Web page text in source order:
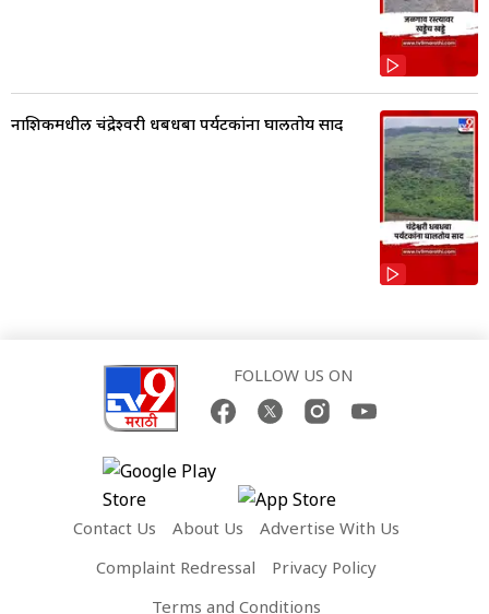
नाशिकमधील चंद्रेश्वरी धबधबा पर्यटकांना घालतोय साद
FOLLOW US ON
Contact Us About Us
Advertise With Us
Complaint Redressal
Privacy Policy
Terms and Conditions